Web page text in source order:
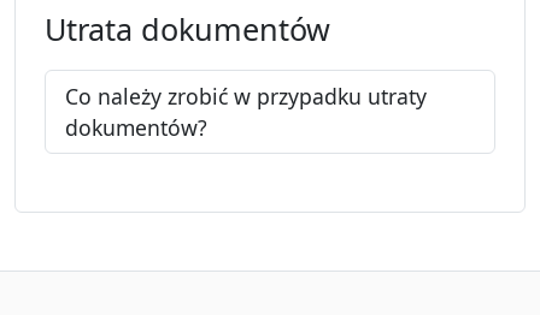
Utrata dokumentów
Co należy zrobić w przypadku utraty
dokumentów?